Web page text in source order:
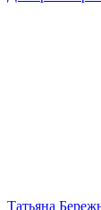
Татьяна